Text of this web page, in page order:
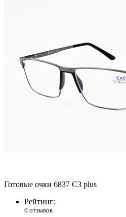
Готовые очки 6837 C3 plus
Рейтинг:
0 отзывов